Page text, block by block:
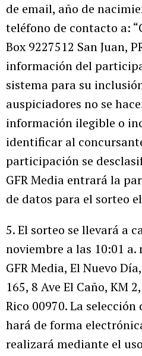
de email, año de
teléfono de contacto a:
Box 9227512 San Juan,
información del
sistema para su
auspiciadores no se
información ilegible o
identificar al
participación se
GFR Media entrará la
de datos para el sorteo
5. El sorteo se llevará a
noviembre a las 10:01 a.
GFR Media, El Nuevo
165, 8 Ave El Caño, KM
Rico 00970. La
hará de forma
realizará mediante el